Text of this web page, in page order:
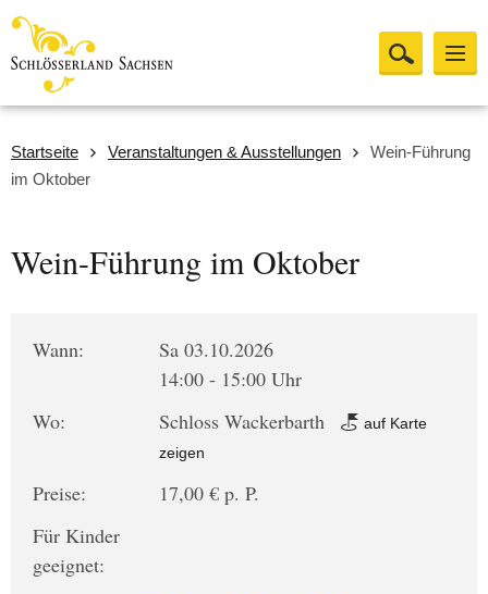
Startseite Veranstaltungen & Ausstellungen
Wein-Führung
im Oktober
Wein-Führung im Oktober
Wann:
Sa 03.10.2026
14:00 - 15:00 Uhr
Wo:
Schloss Wackerbarth
auf Karte
zeigen
Preise:
17,00 € p. P.
Für Kinder
geeignet: